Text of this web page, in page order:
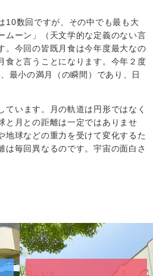
10数回ですが、その中でも最も大
ムーン」（天文学的な定義のない言
。今回の皆既月食は今年度最大なの
食と言うことになります。今年２度
最小の満月（の瞬間）であり、日
ています。月の軌道は円形ではなく
と月との距離は一定ではありませ
地球などの重力を受けて変化するた
は毎回異なるのです。宇宙の面白さ